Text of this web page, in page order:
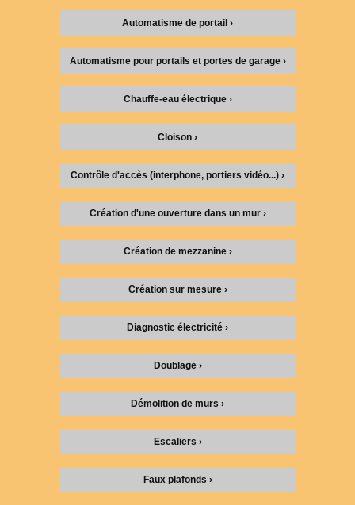
Automatisme de portail ›
Automatisme pour portails et portes de garage ›
Chauffe-eau électrique ›
Cloison ›
Contrôle d'accès (interphone, portiers vidéo...) ›
Création d'une ouverture dans un mur ›
Création de mezzanine ›
Création sur mesure ›
Diagnostic électricité ›
Doublage ›
Démolition de murs ›
Escaliers ›
Faux plafonds ›